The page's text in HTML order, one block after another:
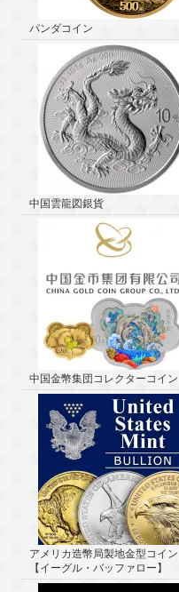
パンダコイン
中国雲龍図銀貨
中国金幣集団コレクターコイン
アメリカ造幣局製地金型コイン
【イーグル・バッファロー】